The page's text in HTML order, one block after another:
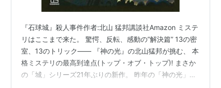
『石球城』殺人事件作者:北山 猛邦講談社Amazon ミステ
リはここまで来た。 驚愕、反転、感動の”解決篇” 13の密
室、13のトリック―― 『神の光』の北山猛邦が挑む、 本
格ミステリの最高到達点(トップ・オブ・トップ)! まさか
の「城」シリーズ21年ぶりの新作。 昨年の「神の光」に